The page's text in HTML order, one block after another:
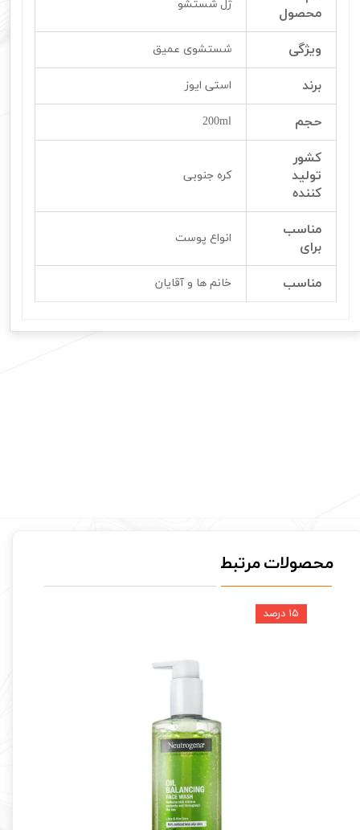
محصول
ژل شستشو
ویژگی شستشوی عمیق
برند استی ایوز
حجم 200ml
کشور
تولید
کننده
کره جنوبی
مناسب
برای
انواع پوست
مناسب خانم ها و آقایان
محصولات مرتبط
۱۵ درصد